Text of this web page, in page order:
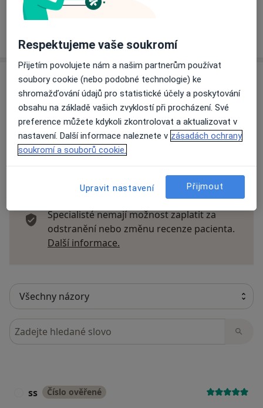
o adrese
Názory
Přidejte svůj názor
Recenze pacientů jsou pro nás důležité.
Specialisté nemají možnost zaplatit za
odstranění nebo změnu recenze pacienta.
Další informace.
Hledejte v názorech
ss Číslo ověřené
Respektujeme vaše soukromí
Přijetím povolujete nám a našim partnerům používat
soubory cookie (nebo podobné technologie) ke
shromažďování údajů pro statistické účely a poskytování
obsahu na základě vašich zvyklostí při procházení. Své
preference můžete kdykoli zkontrolovat a aktualizovat v
nastavení. Další informace naleznete v zásadách ochrany
soukromí a souborů cookie.
Upravit nastavení Přijmout